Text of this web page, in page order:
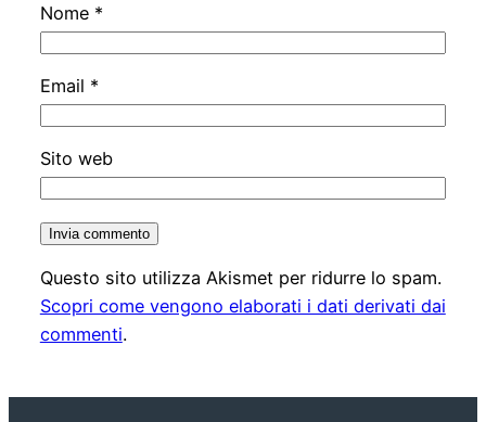
Nome *
Email *
Sito web
Questo sito utilizza Akismet per ridurre lo spam.
Scopri come vengono elaborati i dati derivati dai
commenti.